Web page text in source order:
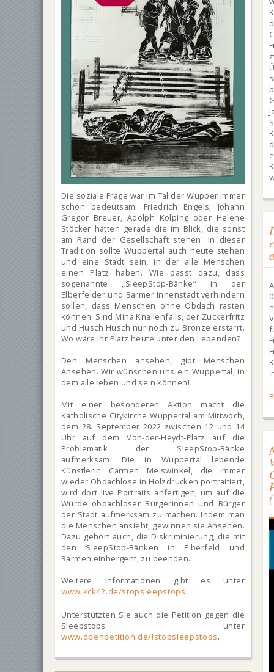
Die soziale Frage war im Tal der Wupper immer
schon bedeutsam. Friedrich Engels, Johann
Gregor Breuer, Adolph Kolping oder Helene
Stöcker hatten gerade die im Blick, die sonst
am Rand der Gesellschaft stehen. In dieser
Tradition sollte Wuppertal auch heute stehen
und eine Stadt sein, in der alle Menschen
einen Platz haben. Wie passt dazu, dass
sogenannte „SleepStop-Bänke“ in der
Elberfelder und Barmer Innenstadt verhindern
sollen, dass Menschen ohne Obdach rasten
können. Sind Mina Knallenfalls, der Zuckerfritz
und Husch Husch nur noch zu Bronze erstarrt.
Wo wäre ihr Platz heute unter den Lebenden?
Den Menschen ansehen, gibt Menschen
Ansehen. Wir wünschen uns ein Wuppertal, in
dem alle leben und sein können!
Mit einer besonderen Aktion macht die
Katholische Citykirche Wuppertal am Mittwoch,
dem 28. September 2022 zwischen 12 und 14
Uhr auf dem Von-der-Heydt-Platz auf die
Problematik der SleepStop-Bänke
aufmerksam. Die in Wuppertal lebende
Künstlerin Carmen Meiswinkel, die immer
wieder Obdachlose in Holzdrucken portraitiert,
wird dort live Portraits anfertigen, um auf die
Würde obdachloser Bürgerinnen und Bürger
der Stadt aufmerksam zu machen. Indem man
die Menschen ansieht, gewinnen sie Ansehen.
Dazu gehört auch, die Diskriminierung, die mit
den SleepStop-Bänken in Elberfeld und
Barmen einhergeht, zu beenden.
Weitere Informationen gibt es unter
www.kck42.de/stopsleepstops.
Unterstützten Sie auch die Petition gegen die
Sleepstops unter
www.openpetition.de/!stopsleepstops.